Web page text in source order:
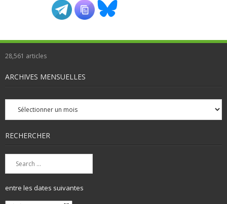
28,561 articles
ARCHIVES MENSUELLES
Archives
mensuelles
RECHERCHER
entre les dates suivantes